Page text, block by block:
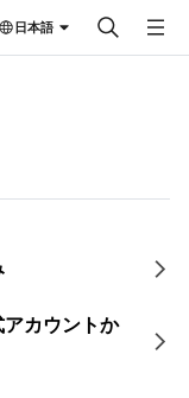
日本語
カウントか